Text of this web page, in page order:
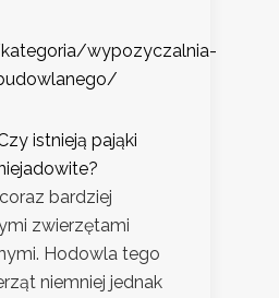
wypozyczalnia-
istnieją pająki
bardziej
zwierzętami
Hodowla tego
niemniej jednak